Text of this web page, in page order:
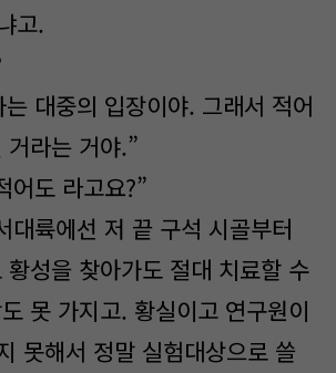
고.
대중의 입장이야. 그래서 적어
라는 거야.”
도 라고요?”
대륙에선 저 끝 구석 시골부터
성을 찾아가도 절대 치료할 수
못 가지고. 황실이고 연구원이
못해서 정말 실험대상으로 쓸